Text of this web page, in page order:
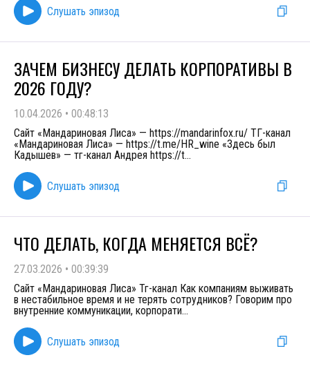
Слушать эпизод
ЗАЧЕМ БИЗНЕСУ ДЕЛАТЬ КОРПОРАТИВЫ В
2026 ГОДУ?
10.04.2026 • 00:48:13
Сайт «Мандариновая Лиса» — https://mandarinfox.ru/ ТГ-канал
«Мандариновая Лиса» — https://t.me/HR_wine «Здесь был
Кадышев» — тг-канал Андрея https://t...
Слушать эпизод
ЧТО ДЕЛАТЬ, КОГДА МЕНЯЕТСЯ ВСЁ?
27.03.2026 • 00:39:39
Сайт «Мандариновая Лиса» Тг-канал Как компаниям выживать
в нестабильное время и не терять сотрудников? Говорим про
внутренние коммуникации, корпорати...
Слушать эпизод